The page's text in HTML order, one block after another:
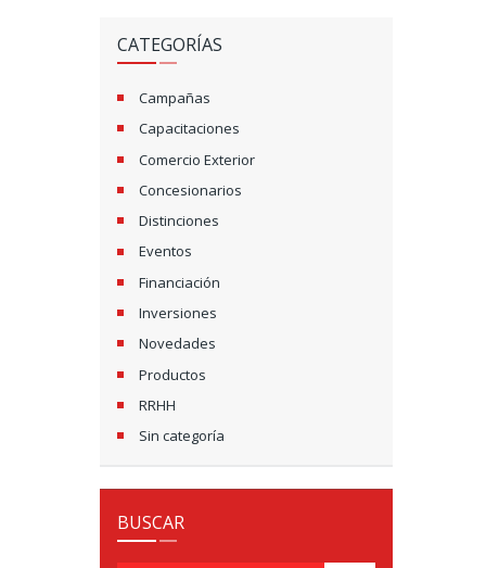
CATEGORÍAS
Campañas
Capacitaciones
Comercio Exterior
Concesionarios
Distinciones
Eventos
Financiación
Inversiones
Novedades
Productos
RRHH
Sin categoría
BUSCAR